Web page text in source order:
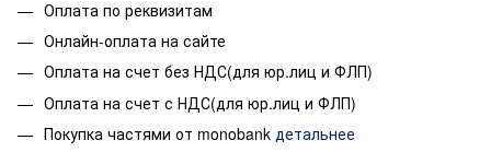
Оплата по реквизитам
Онлайн-оплата на сайте
Оплата на счет без НДС(для юр.лиц и ФЛП)
Оплата на счет с НДС(для юр.лиц и ФЛП)
Покупка частями от monobank детальнее